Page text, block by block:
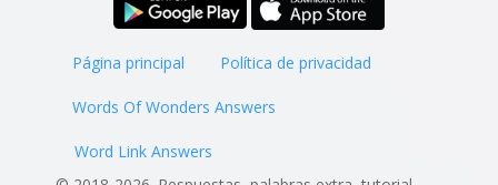
Página principal Política de privacidad
Words Of Wonders Answers
Word Link Answers